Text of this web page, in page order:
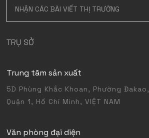
TRỤ SỞ
Trung tâm sản xuất
5D Phùng Khắc Khoan, Phường Đakao,
Quận 1, Hồ Chí Minh, VIỆT NAM
Văn phòng đại diện